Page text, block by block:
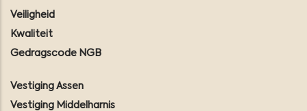
Veiligheid
Kwaliteit
Gedragscode NGB
Vestiging Assen
Vestiging Middelharnis